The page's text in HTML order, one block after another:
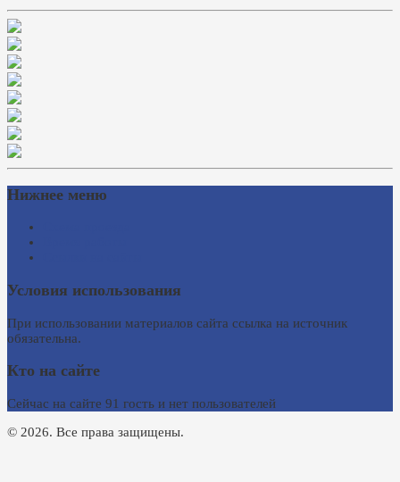
Нижнее меню
Условия использования
При использовании материалов сайта ссылка на источник
обязательна.
Кто на сайте
Сейчас на сайте 91 гость и нет пользователей
© 2026. Все права защищены.